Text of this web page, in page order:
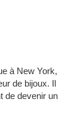
à New York,
de bijoux. Il
de devenir un